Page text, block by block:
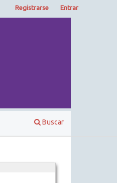
Buscar
Registrarse Entrar